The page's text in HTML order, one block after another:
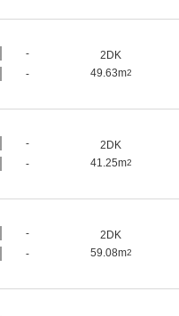
-
-
2DK
49.63m2
-
-
2DK
41.25m2
-
-
2DK
59.08m2